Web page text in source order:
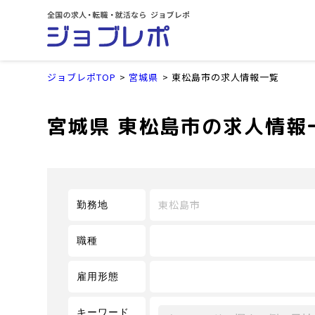
ジョブレポTOP 宮城県 東松島市の求人情報一覧
宮城県 東松島市の求人情報
勤務地 東松島市
職種
雇用形態
キーワード